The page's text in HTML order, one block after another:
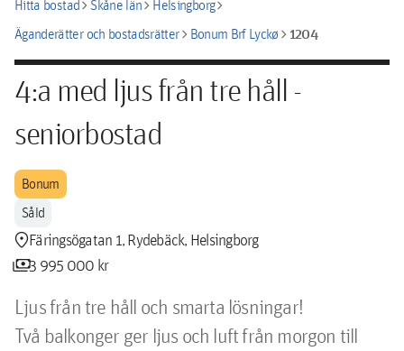
Hitta bostadchevron_rightSkåne länchevron_rightHelsingborgchevron_right
Äganderätter och bostadsrätterchevron_rightBonum Brf Lyckøchevron_right1204
4:a med ljus från tre håll -
seniorbostad
Bonum
Såld
location_pinFäringsögatan 1, Rydebäck, Helsingborg
payments3 995 000 kr
Ljus från tre håll och smarta lösningar!
Två balkonger ger ljus och luft från morgon till